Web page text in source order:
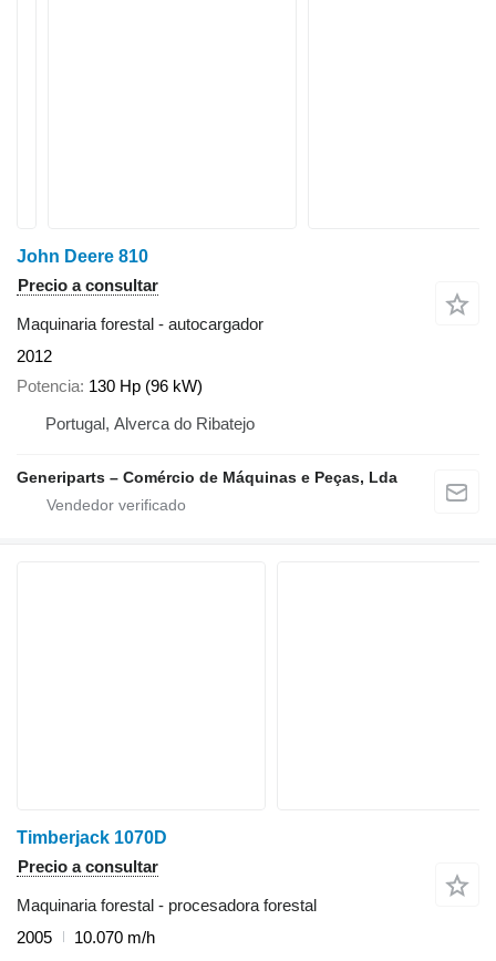
John Deere 810
Precio a consultar
Maquinaria forestal - autocargador
2012
Potencia 130 Hp (96 kW)
Portugal, Alverca do Ribatejo
Generiparts – Comércio de Máquinas e Peças, Lda
Timberjack 1070D
Precio a consultar
Maquinaria forestal - procesadora forestal
2005
10.070 m/h